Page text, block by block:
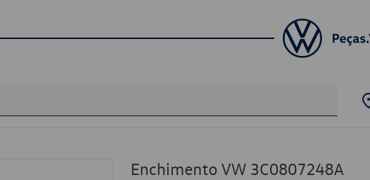
Enchimento VW 3C0807248A